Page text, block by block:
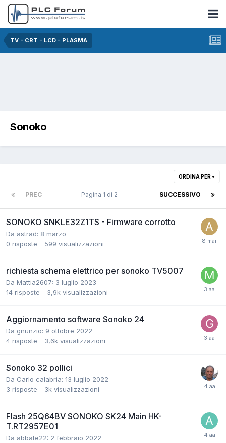
TV - CRT - LCD - PLASMA
Sonoko
ORDINA PER
PREC SUCCESSIVO
Pagina 1 di 2
SONOKO SNKLE32Z1TS - Firmware corrotto
Da astrad: 8 marzo
0 risposte 599 visualizzazioni
richiesta schema elettrico per sonoko TV5007
Da Mattia2607: 3 luglio 2023
14 risposte 3,9k visualizzazioni
Aggiornamento software Sonoko 24
Da gnunzio: 9 ottobre 2022
4 risposte 3,6k visualizzazioni
Sonoko 32 pollici
Da Carlo calabria: 13 luglio 2022
3 risposte 3k visualizzazioni
Flash 25Q64BV SONOKO SK24 Main HK-
T.RT2957E01
Da abbate22: 2 febbraio 2022